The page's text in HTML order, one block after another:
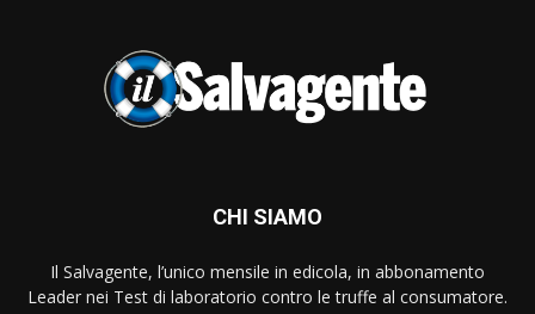
CHI SIAMO
Il Salvagente, l’unico mensile in edicola, in abbonamento
Leader nei Test di laboratorio contro le truffe al consumatore.